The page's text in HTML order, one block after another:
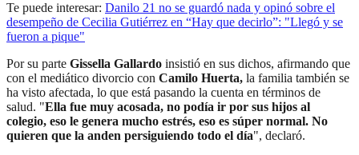
Te puede interesar: Danilo 21 no se guardó nada y opinó sobre el
desempeño de Cecilia Gutiérrez en “Hay que decirlo”: "Llegó y se
fueron a pique"
Por su parte Gissella Gallardo insistió en sus dichos, afirmando que
con el mediático divorcio con Camilo Huerta, la familia también se
ha visto afectada, lo que está pasando la cuenta en términos de
salud. "Ella fue muy acosada, no podía ir por sus hijos al
colegio, eso le genera mucho estrés, eso es súper normal. No
quieren que la anden persiguiendo todo el día", declaró.